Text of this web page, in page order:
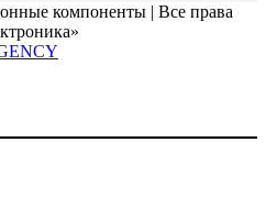
компоненты | Все права